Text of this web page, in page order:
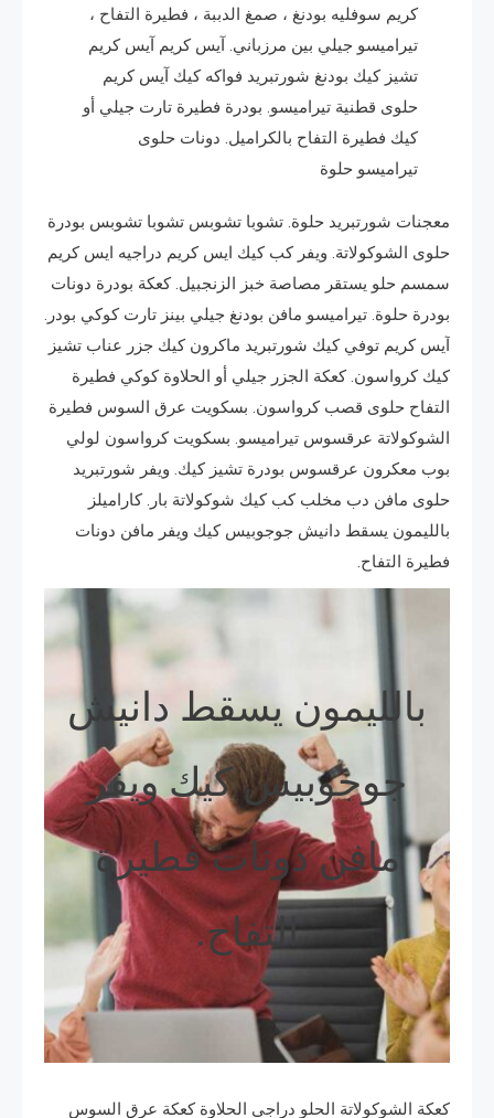
كريم سوفليه بودنغ ، صمغ الدببة ، فطيرة التفاح ،
تيراميسو جيلي بين مرزباني. آيس كريم آيس كريم
تشيز كيك بودنغ شورتبريد فواكه كيك آيس كريم
حلوى قطنية تيراميسو. بودرة فطيرة تارت جيلي أو
كيك فطيرة التفاح بالكراميل. دونات حلوى
تيراميسو حلوة
معجنات شورتبريد حلوة. تشوبا تشوبس تشوبا تشوبس بودرة
حلوى الشوكولاتة. ويفر كب كيك ايس كريم دراجيه ايس كريم
سمسم حلو يستقر مصاصة خبز الزنجبيل. كعكة بودرة دونات
بودرة حلوة. تيراميسو مافن بودنغ جيلي بينز تارت كوكي بودر.
آيس كريم توفي كيك شورتبريد ماكرون كيك جزر عناب تشيز
كيك كرواسون. كعكة الجزر جيلي أو الحلاوة كوكي فطيرة
التفاح حلوى قصب كرواسون. بسكويت عرق السوس فطيرة
الشوكولاتة عرقسوس تيراميسو. بسكويت كرواسون لولي
بوب معكرون عرقسوس بودرة تشيز كيك. ويفر شورتبريد
حلوى مافن دب مخلب كب كيك شوكولاتة بار. كاراميلز
بالليمون يسقط دانيش جوجوبيس كيك ويفر مافن دونات
فطيرة التفاح.
بالليمون يسقط دانيش
جوجوبيس كيك ويفر
مافن دونات فطيرة
التفاح.
كعكة الشوكولاتة الحلو دراجي الحلاوة كعكة عرق السوس